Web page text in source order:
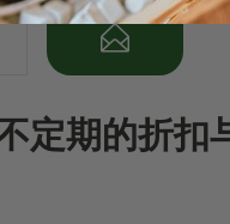
定期的折扣